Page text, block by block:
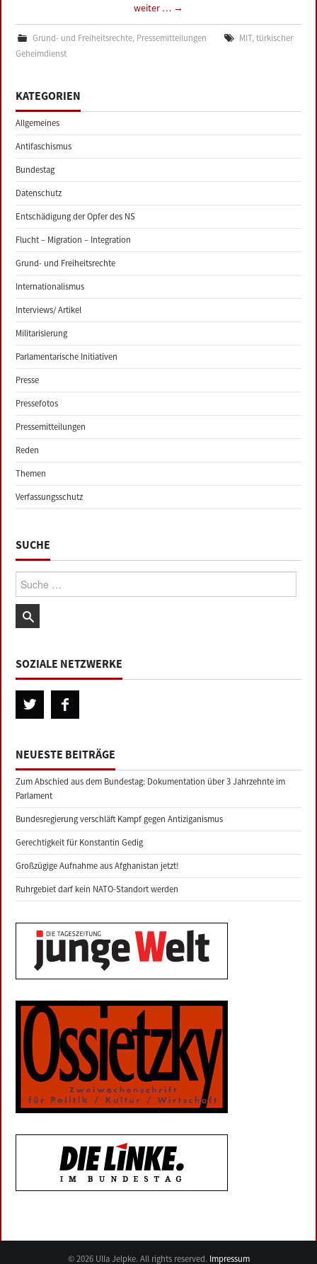
weiter … →
Grund- und Freiheitsrechte, Pressemitteilungen MIT, türkischer
Geheimdienst
KATEGORIEN
Allgemeines
Antifaschismus
Bundestag
Datenschutz
Entschädigung der Opfer des NS
Flucht – Migration – Integration
Grund- und Freiheitsrechte
Internationalismus
Interviews/ Artikel
Militarisierung
Parlamentarische Initiativen
Presse
Pressefotos
Pressemitteilungen
Reden
Themen
Verfassungsschutz
SUCHE
Suche:
SOZIALE NETZWERKE
NEUESTE BEITRÄGE
Zum Abschied aus dem Bundestag: Dokumentation über 3 Jahrzehnte im
Parlament
Bundesregierung verschläft Kampf gegen Antiziganismus
Gerechtigkeit für Konstantin Gedig
Großzügige Aufnahme aus Afghanistan jetzt!
Ruhrgebiet darf kein NATO-Standort werden
© 2026 Ulla Jelpke. All rights reserved. Impressum